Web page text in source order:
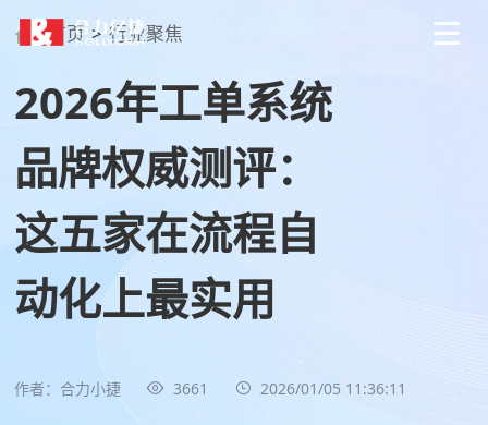
首页 > 行业聚焦
2026年工单系统
品牌权威测评：
这五家在流程自
动化上最实用
作者：合力小捷 3661 2026/01/05 11:36:11